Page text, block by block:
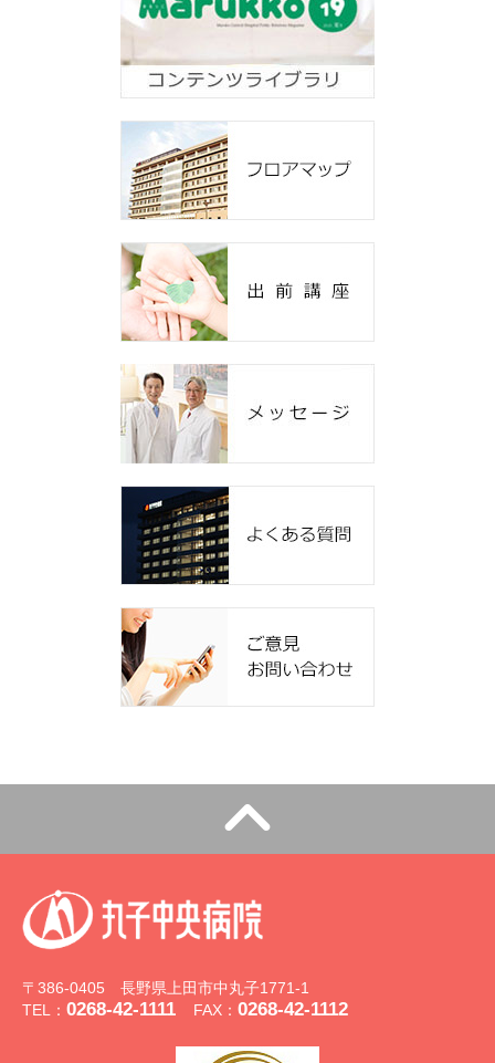
〒386-0405 長野県上田市中丸子1771-1
TEL： 0268-42-1111 FAX： 0268-42-1112